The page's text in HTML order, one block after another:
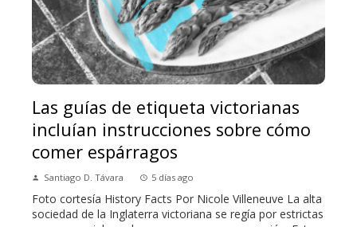
Las guías de etiqueta victorianas
incluían instrucciones sobre cómo
comer espárragos
Santiago D. Távara 5 días ago
Foto cortesía History Facts Por Nicole Villeneuve La alta
sociedad de la Inglaterra victoriana se regía por estrictas